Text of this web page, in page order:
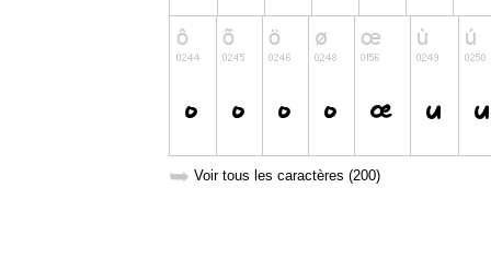
➥ Voir tous les caractères (200)